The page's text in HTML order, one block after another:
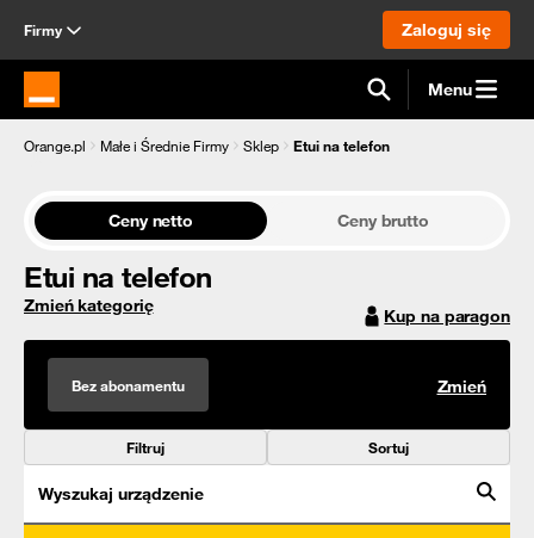
Firmy Zaloguj się
Strona główna Orange.pl Menu
Orange.pl Małe i Średnie Firmy Sklep Etui na telefon
Ceny netto Ceny brutto
Etui na telefon
Zmień kategorię Kup na paragon
Bez abonamentu Zmień
Filtruj Sortuj
Wyszukaj urządzenie